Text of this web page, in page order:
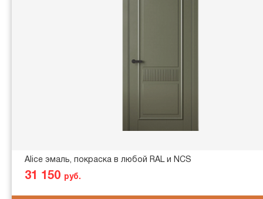
Alice эмаль, покраска в любой RAL и NCS
31 150 руб.